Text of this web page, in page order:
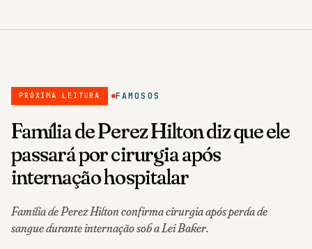
PRÓXIMA LEITURA FAMOSOS
Família de Perez Hilton diz que ele
passará por cirurgia após
internação hospitalar
Família de Perez Hilton confirma cirurgia após perda de
sangue durante internação sob a Lei Baker.